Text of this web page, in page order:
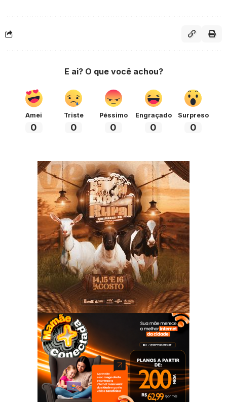
E ai? O que você achou?
Amei
0
Triste
0
Péssimo
0
Engraçado
0
Surpreso
0